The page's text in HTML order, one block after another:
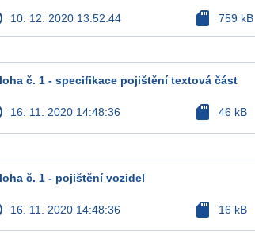
10. 12. 2020 13:52:44 sd_card 759 kB
č. 1 - specifikace pojištění textová část
16. 11. 2020 14:48:36 sd_card 46 kB
č. 1 - pojištění vozidel
16. 11. 2020 14:48:36 sd_card 16 kB